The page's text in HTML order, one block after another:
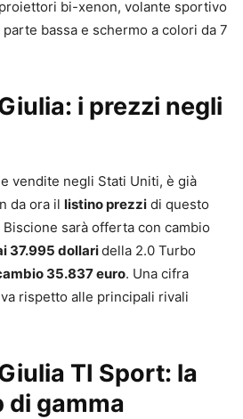
bi-xenon, volante sportivo
bassa e schermo a colori da 7
i prezzi negli
vendite negli Stati Uniti, è già
da ora il listino prezzi di questo
Biscione sarà offerta con cambio
37.995 dollaridella 2.0 Turbo
35.837 euro. Una cifra
rispetto alle principali rivali
TI Sport: la
di gamma